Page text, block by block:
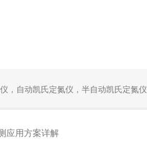
氮仪，半自动凯氏定氮仪，全自动凯氏定氮仪
应用方案详解